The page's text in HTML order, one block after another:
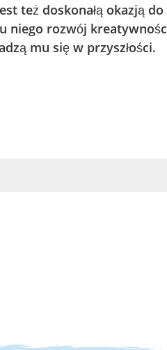
też doskonałą okazją
niego rozwój
mu się w przyszłości.